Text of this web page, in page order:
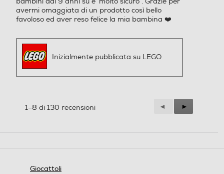
avermi omaggiata di un prodotto così bello
favoloso ed aver reso felice la mia bambina ❤️
Inizialmente pubblicata su LEGO
1–8 di 130 recensioni
Precedente
Reviews
◄
Successiva
Reviews
►
Giocattoli